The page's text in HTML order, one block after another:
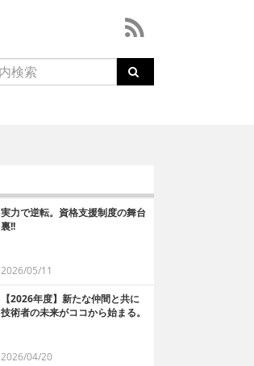
実力で逆転。資格支援制度の舞台
裏!!
2026/05/11
【2026年度】新たな仲間と共に
技術者の未来がココから始まる。
2026/04/20